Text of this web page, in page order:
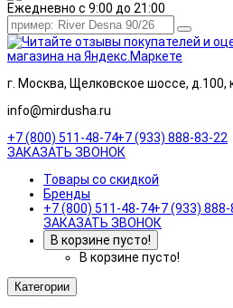
Ежедневно с 9:00 до 21:00
г. Москва, Щелковское шоссе, д.100,
info@mirdusha.ru
+7 (800) 511-48-74+7 (933) 888-83-22
ЗАКАЗАТЬ ЗВОНОК
Товары со скидкой
Бренды
+7 (800) 511-48-74+7 (933)
ЗАКАЗАТЬ ЗВОНОК
В корзине пусто!
В корзине пусто!
Категории